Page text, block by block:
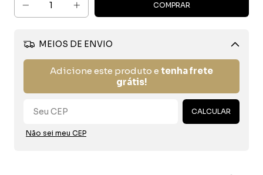
MEIOS DE ENVIO
Adicione este produto e tenha frete
grátis!
CALCULAR
Não sei meu CEP